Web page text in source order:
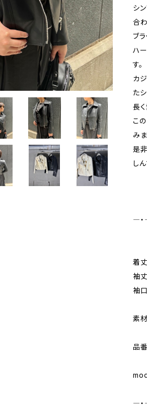
シ
合
ブ
ハ
す。
カ
た
長
こ
み
是
し
―・
着
袖
袖
素
品
―・